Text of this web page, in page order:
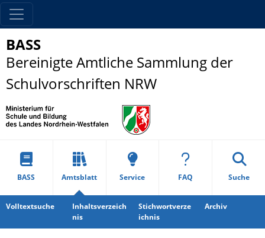
BASS
Bereinigte Amtliche Sammlung der
Schulvorschriften NRW
BASS Amtsblatt Service FAQ Suche
Volltextsuche
Inhaltsverzeich
nis
Stichwortverze
ichnis
Archiv